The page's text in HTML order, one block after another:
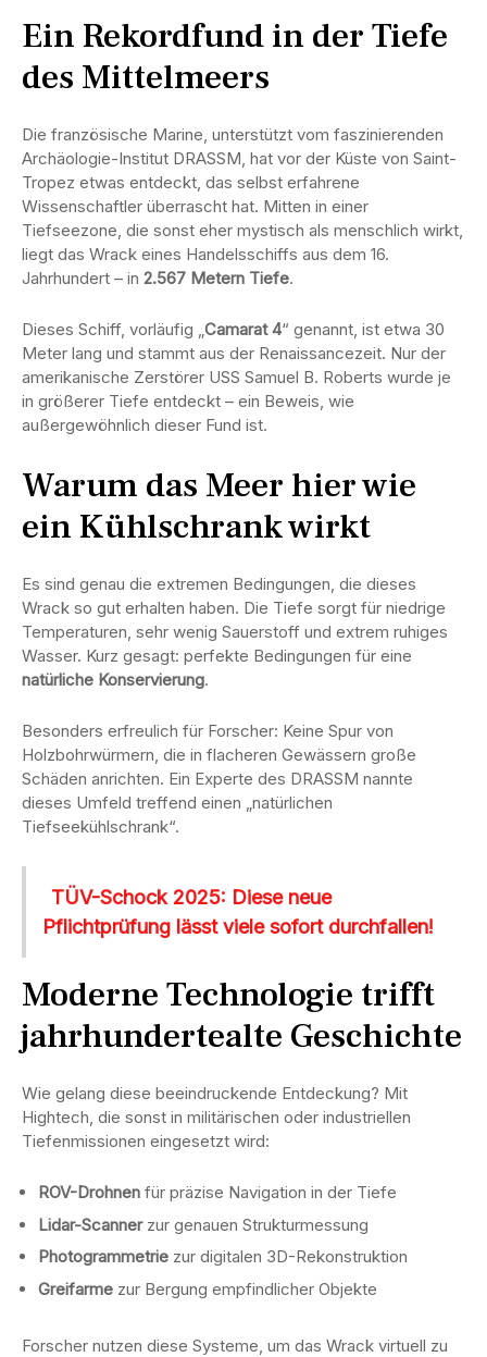
Ein Rekordfund in der Tiefe
des Mittelmeers
Die französische Marine, unterstützt vom faszinierenden
Archäologie-Institut DRASSM, hat vor der Küste von Saint-
Tropez etwas entdeckt, das selbst erfahrene
Wissenschaftler überrascht hat. Mitten in einer
Tiefseezone, die sonst eher mystisch als menschlich wirkt,
liegt das Wrack eines Handelsschiffs aus dem 16.
Jahrhundert – in 2.567 Metern Tiefe.
Dieses Schiff, vorläufig „Camarat 4“ genannt, ist etwa 30
Meter lang und stammt aus der Renaissancezeit. Nur der
amerikanische Zerstörer USS Samuel B. Roberts wurde je
in größerer Tiefe entdeckt – ein Beweis, wie
außergewöhnlich dieser Fund ist.
Warum das Meer hier wie
ein Kühlschrank wirkt
Es sind genau die extremen Bedingungen, die dieses
Wrack so gut erhalten haben. Die Tiefe sorgt für niedrige
Temperaturen, sehr wenig Sauerstoff und extrem ruhiges
Wasser. Kurz gesagt: perfekte Bedingungen für eine
natürliche Konservierung.
Besonders erfreulich für Forscher: Keine Spur von
Holzbohrwürmern, die in flacheren Gewässern große
Schäden anrichten. Ein Experte des DRASSM nannte
dieses Umfeld treffend einen „natürlichen
Tiefseekühlschrank“.
TÜV-Schock 2025: Diese neue
Pflichtprüfung lässt viele sofort durchfallen!
Moderne Technologie trifft
jahrhundertealte Geschichte
Wie gelang diese beeindruckende Entdeckung? Mit
Hightech, die sonst in militärischen oder industriellen
Tiefenmissionen eingesetzt wird:
ROV-Drohnen für präzise Navigation in der Tiefe
Lidar-Scannerzur genauen Strukturmessung
Photogrammetrie zur digitalen 3D-Rekonstruktion
Greifarme zur Bergung empfindlicher Objekte
Forscher nutzen diese Systeme, um das Wrack virtuell zu